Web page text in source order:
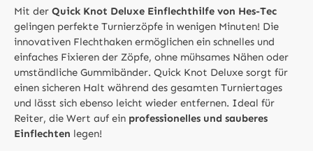
Mit der Quick Knot Deluxe Einflechthilfe von Hes-Tec
gelingen perfekte Turnierzöpfe in wenigen Minuten! Die
innovativen Flechthaken ermöglichen ein schnelles und
einfaches Fixieren der Zöpfe, ohne mühsames Nähen oder
umständliche Gummibänder. Quick Knot Deluxe sorgt für
einen sicheren Halt während des gesamten Turniertages
und lässt sich ebenso leicht wieder entfernen. Ideal für
Reiter, die Wert auf ein professionelles und sauberes
Einflechten legen!